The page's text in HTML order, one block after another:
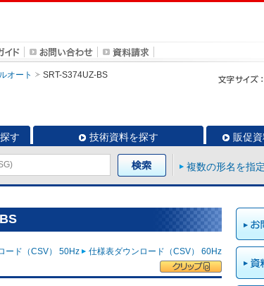
オート SRT-S374UZ-BS
す 技術資料を探す 販促
複数の形名を指
ード（CSV） 50Hz 仕様表ダウンロード（CSV） 60Hz